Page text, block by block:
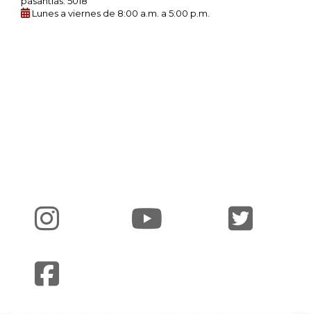
Lunes a viernes de 8:00 a.m. a 5:00 p.m.